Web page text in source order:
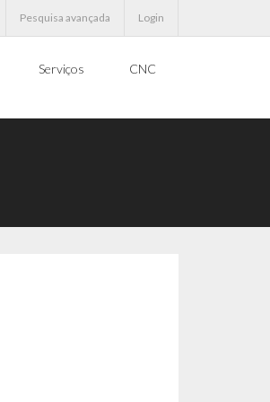
Pesquisa avançada Login
Serviços CNC